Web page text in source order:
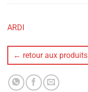
ARDI
← retour aux produits